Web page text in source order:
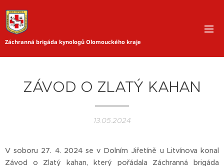
Záchranná brigáda kynologů Olomouckého kraje
ZÁVOD O ZLATÝ KAHAN
13.05.2024
V soboru 27. 4. 2024 se v Dolním Jiřetíně u Litvínova konal
Závod o Zlatý kahan, který pořádala Záchranná brigáda